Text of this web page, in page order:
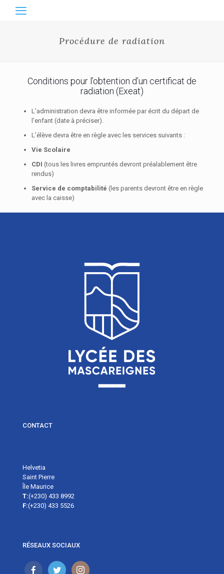
Procédure de radiation
Conditions pour l’obtention d’un certificat de
radiation (Exeat)
L’administration devra être informée par écrit du départ de
l’enfant (date à préciser).
L’élève devra être en règle avec les services suivants :
Vie Scolaire
CDI (tous les livres empruntés devront préalablement être
rendus)
Service de comptabilité (les parents devront être en règle
avec la caisse)
CONTACT
Helvetia
Saint Pierre
Île Maurice
T:(+230) 433 8992
F:(+230) 433 5526
RÉSEAUX SOCIAUX